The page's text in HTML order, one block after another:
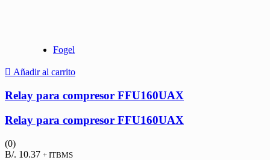
Fogel
Añadir al carrito
Relay para compresor FFU160UAX
Relay para compresor FFU160UAX
(0)
B/. 10.37 + ITBMS